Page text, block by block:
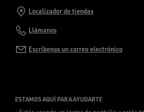
Localizador de tiendas
Llámanos
Escríbenos un correo electrónico
ESTAMOS AQUÍ PARA AYUDARTE